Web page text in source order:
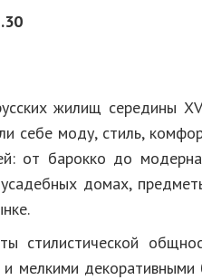
жилищ середины
себе моду, стиль,
от барокко до
домах,
мелкими декоративными